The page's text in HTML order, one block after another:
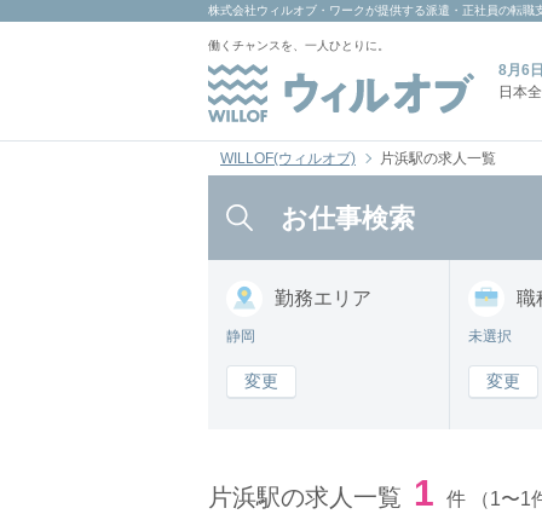
株式会社ウィルオブ・ワーク が提供する派遣・正社員の転
働くチャンスを、一人ひとりに。
8月6
日本
WILLOF(ウィルオブ) 片浜駅の求人一覧
お仕事検索
勤務エリア
静岡
変更
職
未選択
変更
片浜駅の求人一覧 1 件 （1〜1